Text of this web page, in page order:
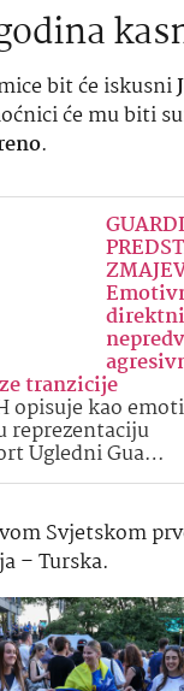
bit će iskusni
će mu biti
.
tranzicije
opisuje kao
reprezentaciju
Ugledni Gua…
Svjetskom
– Turska.